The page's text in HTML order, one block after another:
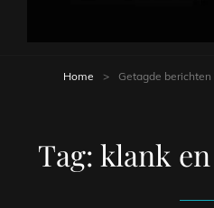
Home > Getagde berichten
Tag: klank